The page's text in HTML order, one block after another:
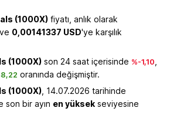
(1000X) fiyatı, anlık olarak
ve 0,00141337 USD'ye karşılık
(1000X) son 24 saat içerisinde %-1,10
oranında değişmiştir.
(1000X) , 14.07.2026 tarihinde
son bir ayın en yüksek seviyesine